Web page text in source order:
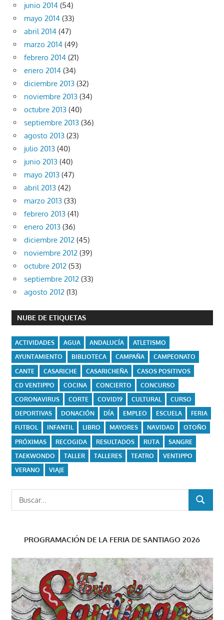
junio 2014 (54)
mayo 2014 (33)
abril 2014 (47)
marzo 2014 (49)
febrero 2014 (21)
enero 2014 (34)
diciembre 2013 (32)
noviembre 2013 (34)
octubre 2013 (40)
septiembre 2013 (36)
agosto 2013 (23)
julio 2013 (40)
junio 2013 (40)
mayo 2013 (47)
abril 2013 (42)
marzo 2013 (33)
febrero 2013 (41)
enero 2013 (36)
diciembre 2012 (45)
noviembre 2012 (39)
octubre 2012 (53)
septiembre 2012 (33)
agosto 2012 (13)
NUBE DE ETIQUETAS
ACTIVIDADES AGUA ANDALUCÍA
ATLETISMO
AYUNTAMIENTO
BIBLIOTECA CAMPAÑA
CAMPEONATO
CANTE
CASARICHE CASARICHEÑA
CASOS POSITIVOS
CD VENTIPPO
COCINA CONCIERTO
CONCURSO
CORONAVIRUS
CORTE COVID19 CULTURAL
CURSO
DEPORTIVAS
DONACIÓN DÍA EMPLEO ESCUELA
FERIA
FUTBOL
INFANTIL LIBRO MAYORES NAVIDAD
OTOÑO
PRÓXIMAS
RECOGIDA RESULTADOS RUTA
SANGRE
TAEKWONDO
TALLER TALLERES TEATRO
VENTIPPO
VERANO
VIAJE
BUSCAR
PROGRAMACIÓN DE LA FERIA DE SANTIAGO 2026